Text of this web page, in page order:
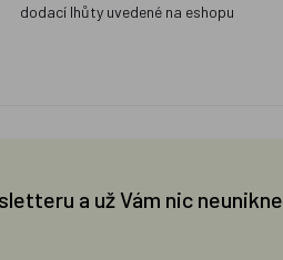
dodací lhůty uvedené na eshopu
a už Vám nic neunikne